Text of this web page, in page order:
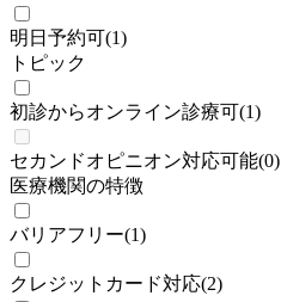
明日予約可(1)
トピック
初診からオンライン診療可(1)
セカンドオピニオン対応可能(0)
医療機関の特徴
バリアフリー(1)
クレジットカード対応(2)